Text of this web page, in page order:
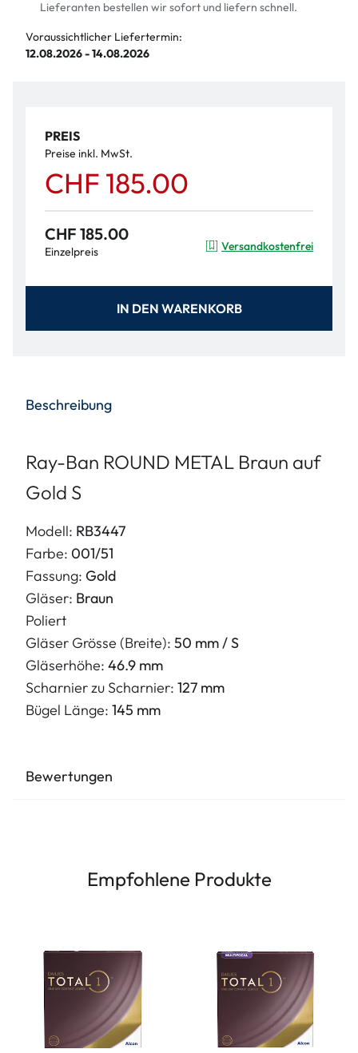
Lieferanten bestellen wir sofort und liefern schnell.
Voraussichtlicher Liefertermin:
12.08.2026 - 14.08.2026
PREIS
Preise inkl. MwSt.
CHF 185.00
CHF 185.00
Einzelpreis Versandkostenfrei
IN DEN WARENKORB
Beschreibung
Ray-Ban ROUND METAL Braun auf
Gold S
Modell: RB3447
Farbe: 001/51
Fassung: Gold
Gläser: Braun
Poliert
Gläser Grösse (Breite): 50 mm / S
Gläserhöhe: 46.9 mm
Scharnier zu Scharnier: 127 mm
Bügel Länge: 145 mm
Bewertungen
Empfohlene Produkte